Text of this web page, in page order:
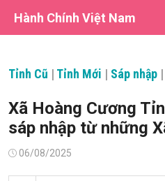
Hành Chính Việt Nam
Tỉnh Cũ | Tỉnh Mới | Sáp nhập |
Xã Hoàng Cương
sáp nhập từ những
Đăng06/08/2025